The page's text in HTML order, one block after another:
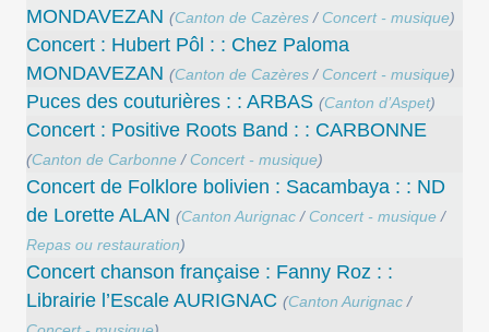
MONDAVEZAN (Canton de Cazères / Concert - musique)
Concert : Hubert Pôl : : Chez Paloma
MONDAVEZAN (Canton de Cazères / Concert - musique)
Puces des couturières : : ARBAS (Canton d’Aspet)
Concert : Positive Roots Band : : CARBONNE
(Canton de Carbonne / Concert - musique)
Concert de Folklore bolivien : Sacambaya : : ND
de Lorette ALAN (Canton Aurignac / Concert - musique /
Repas ou restauration)
Concert chanson française : Fanny Roz : :
Librairie l’Escale AURIGNAC (Canton Aurignac /